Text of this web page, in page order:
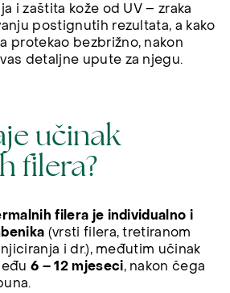
i zaštita kože od UV – zraka
postignutih rezultata, a kako
protekao bezbrižno, nakon
detaljne upute za njegu.
učinak
filera?
filera je individualno i
(vrsti filera, tretiranom
i dr.), međutim učinak
6 – 12 mjeseci, nakon čega